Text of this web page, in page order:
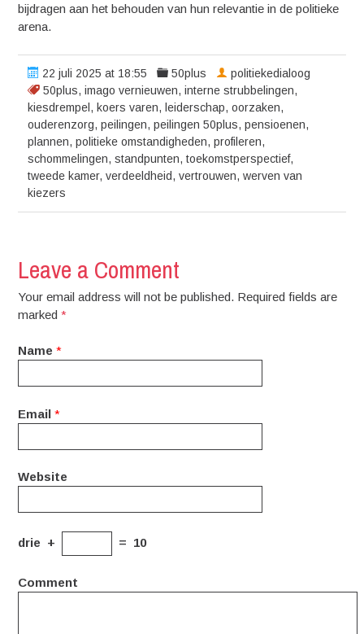
bijdragen aan het behouden van hun relevantie in de politieke
arena.
22 juli 2025 at 18:55
50plus
50plus,imago vernieuwen,interne strubbelingen,
kiesdrempel,koers varen,leiderschap,oorzaken,
ouderenzorg,peilingen,peilingen 50plus,pensioenen,
plannen,politieke omstandigheden,profileren,
schommelingen,standpunten,toekomstperspectief,
tweede kamer,verdeeldheid,vertrouwen,werven van
kiezers
politiekedialoog
Leave a Comment
Your email address will not be published. Required fields are
marked*
Name *
Email *
Website
drie + = 10
Comment